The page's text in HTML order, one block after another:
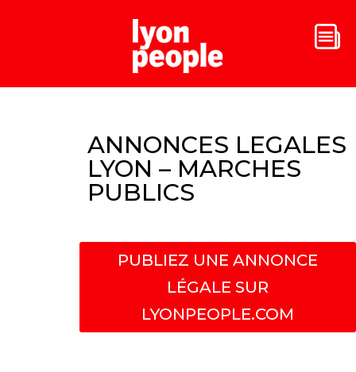
ANNONCES LEGALES
LYON – MARCHES
PUBLICS
PUBLIEZ UNE ANNONCE
LÉGALE SUR
LYONPEOPLE.COM